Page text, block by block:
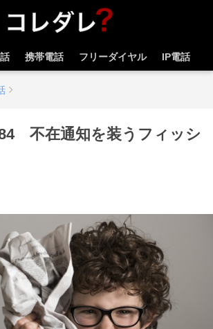
携帯電話 フリーダイヤル IP電話
不在通知を装うフィッシ